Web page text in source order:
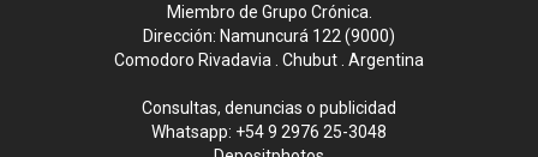
Miembro de Grupo Crónica.
Dirección: Namuncurá 122 (9000)
Comodoro Rivadavia . Chubut . Argentina
Consultas, denuncias o publicidad
Whatsapp: +54 9 2976 25-3048